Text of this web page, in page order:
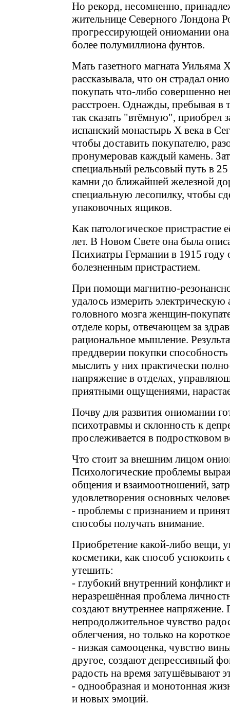
Но рекорд, несомненно,
жительнице Северного Лондона
прогрессирующей ониомании она
более полумиллиона фунтов.
Мать газетного магната Уильяма
рассказывала, что он страдал
покупать что-либо совершенно
расстроен. Однажды, пребывая в
так сказать "втёмную", приобрел
испанский монастырь Х века в
чтобы доставить покупателю,
пронумеровав каждый камень.
специальный рельсовый путь в
камни до ближайшей железной
специальную лесопилку, чтобы
упаковочных ящиков.
Как патологическое пристрастие
лет. В Новом Свете она была
Психиатры Германии в 1915 году
болезненным пристрастием.
При помощи магнитно-
удалось измерить электрическую
головного мозга женщин-
отделе коры, отвечающем за
рациональное мышление.
преддверии покупки
мыслить у них практически
напряжение в отделах,
приятными ощущениями,
Почву для развития ониомании
психотравмы и склонность к
прослеживается в подростковом
Что стоит за внешним лицом
Психологические проблемы
общения и взаимоотношений,
удовлетворения основных
- проблемы с признанием и
способы получать внимание.
Приобретение какой-либо вещи,
косметики, как способ успокоить
утешить:
- глубокий внутренний конфликт
неразрешённая проблема
создают внутреннее
непродолжительное чувство
облегчения, но только на
- низкая самооценка, чувство
другое, создают депрессивный
радость на время затушёвывают
- однообразная и монотонная
и новых эмоций.